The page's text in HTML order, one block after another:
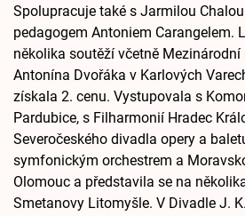
Spolupracuje také s Jarmilou
pedagogem Antoniem Carangelem.
několika soutěží včetně Mezinárodní
Antonína Dvořáka v Karlových
získala 2. cenu. Vystupovala s
Pardubice, s Filharmonií Hradec
Severočeského divadla opery a
symfonickým orchestrem a
Olomouc a představila se na
Smetanovy Litomyšle. V Divadle J.